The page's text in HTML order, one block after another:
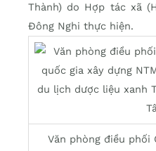
Thành) do Hợp tác xã
Đông Nghi thực hiện.
Văn phòng điều